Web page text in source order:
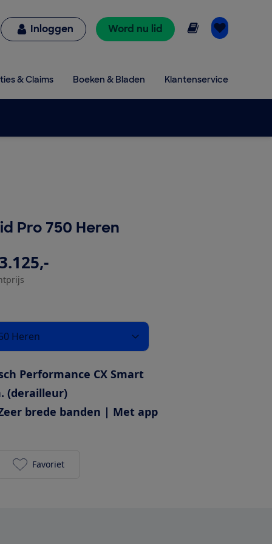
Inloggen Word nu lid Online lezen
& Claims Boeken & Bladen Klantenservice
Pro 750 Heren
Heren
Performance CX Smart
(derailleur)
brede banden | Met app
Cube Kathmandu Hybrid Pro 750 Heren
Favoriet